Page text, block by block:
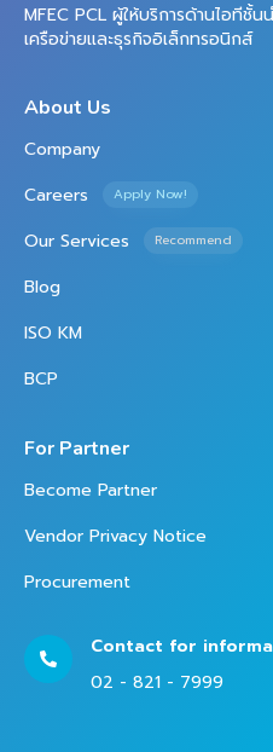
MFEC PCL ผู้ให้บริการด้านไอทีชั้
เครือข่ายและธุรกิจอิเล็กทรอนิกส์
About Us
Company
Careers
Apply Now!
Our Services Recommend
Blog
ISO KM
BCP
For Partner
Become Partner
Vendor Privacy Notice
Procurement
Contact for
02 - 821 - 7999